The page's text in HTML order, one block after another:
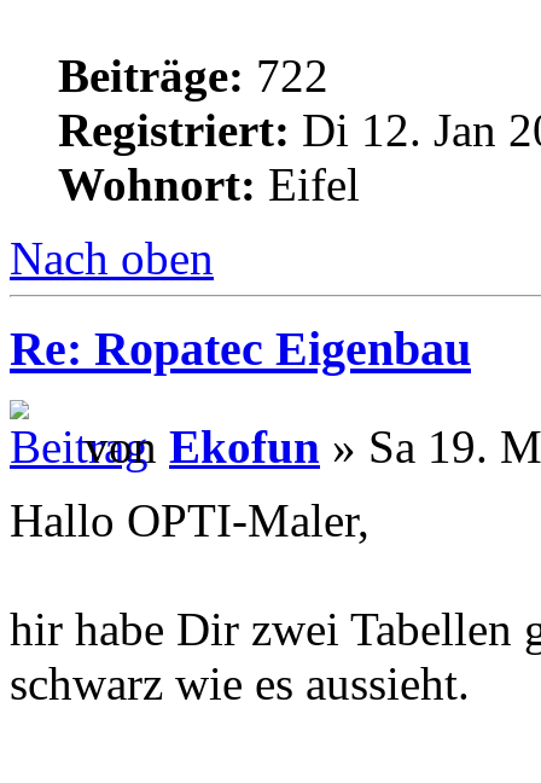
Beiträge: 722
Registriert: Di 12. Jan
Wohnort: Eifel
Nach oben
Re: Ropatec Eigenbau
von Ekofun » Sa 19.
Hallo OPTI-Maler,
hir habe Dir zwei Tabellen
schwarz wie es aussieht.